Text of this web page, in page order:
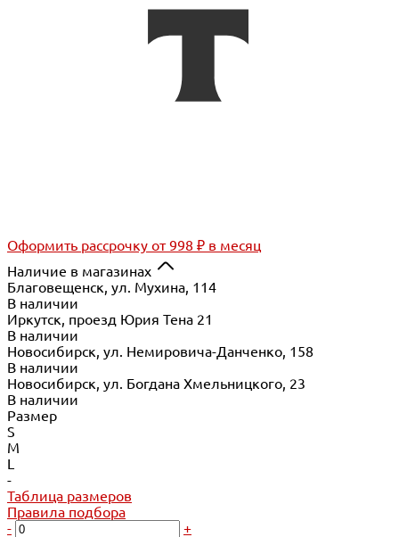
Оформить рассрочку от 998 ₽ в месяц
Наличие в магазинах
Благовещенск, ул. Мухина, 114
В наличии
Иркутск, проезд Юрия Тена 21
В наличии
Новосибирск, ул. Немировича-Данченко, 158
В наличии
Новосибирск, ул. Богдана Хмельницкого, 23
В наличии
Размер
S
M
L
-
Таблица размеров
Правила подбора
-
+